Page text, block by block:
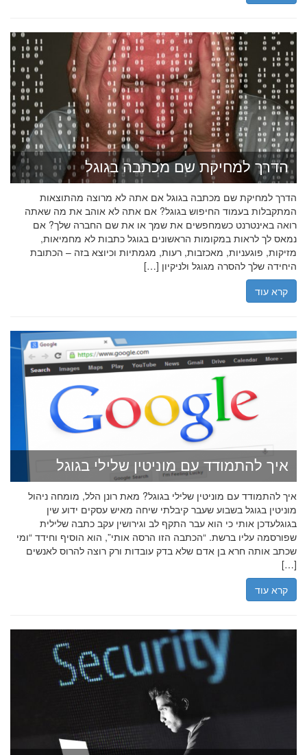
הדרך למחיקת שם מכתבה בגוגל
הדרך למחיקת שם מכתבה בגוגל אם אתה לא מרוצה מהתוצאות
המתקבלות בעמוד החיפוש בגוגל? אם אתה לא אוהב את מה שאתה
רואה באינטרנט כשמחפשים את שמך או את שם החברה שלך? אם
נמאס לך לראות במקומות הראשונים בגוגל כתבות לא מחמיאות,
מזיקות, פוגעניות, מאכזבות, רעות, מגמתיות וכיוצא בזה – הכתובת
היחידה שלך להסרה מגוגל ולניקיון […]
קרא עוד
איך להתמודד עם מוניטין שלילי בגוגל
איך להתמודד עם מוניטין שלילי בגוגל? מאת רונן הלל, מומחה ניהול
מוניטין בגוגל בשבוע שעבר קיבלתי שיחה מאיש עסקים ידוע שין
בגוגלעדכן אותי כי הוא עבר התקף לב וגירושין עקב כתבה שלילית
שפורסמה עליו ברשת. “הכתבה הזו הרסה אותי”, הוא הוסיף וחידד “ומי
שכתב אותה חרא בן אדם שלא בדק עובדות ורק רוצה להרוס לאנשים
[…]
קרא עוד